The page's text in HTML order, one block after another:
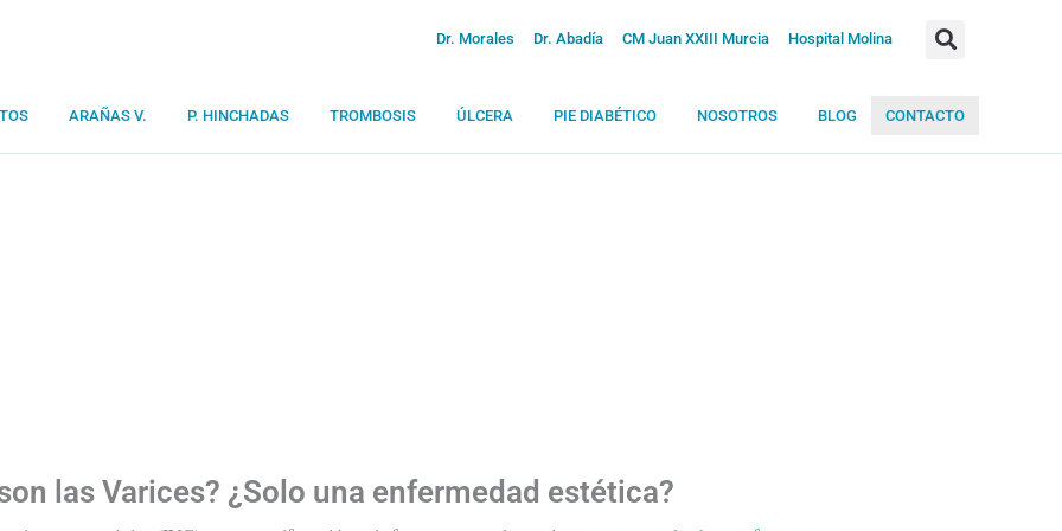
Dr. Morales Dr. Abadía CM Juan XXIII Murcia Hospital Molina
ARAÑAS V. P. HINCHADAS TROMBOSIS ÚLCERA PIE DIABÉTICO NOSOTROS BLOG CONTACTO
las Varices? ¿Solo una enfermedad estética?